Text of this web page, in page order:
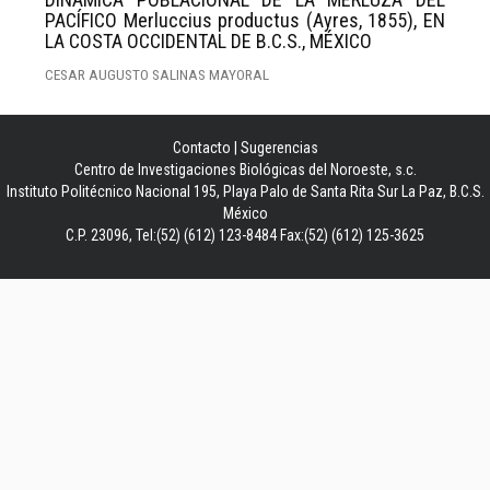
PACÍFICO Merluccius productus (Ayres, 1855), EN
LA COSTA OCCIDENTAL DE B.C.S., MÉXICO
CESAR AUGUSTO SALINAS MAYORAL
Contacto
Sugerencias
Centro de Investigaciones Biológicas del Noroeste, s.c.
Instituto Politécnico Nacional 195, Playa Palo de Santa Rita Sur La Paz, B.C.S.
México
C.P. 23096, Tel:(52) (612) 123-8484 Fax:(52) (612) 125-3625